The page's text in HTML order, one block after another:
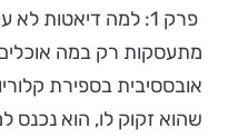
פרק 1: למה דיאטות
מתעסקות רק במה
אובססיבית בספירת
שהוא זקוק לו, הוא נכנס